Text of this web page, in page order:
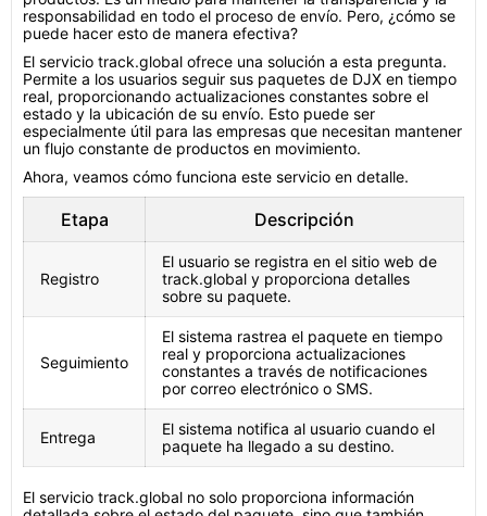
responsabilidad en todo el proceso de envío. Pero, ¿cómo se
puede hacer esto de manera efectiva?
El servicio track.global ofrece una solución a esta pregunta.
Permite a los usuarios seguir sus paquetes de DJX en tiempo
real, proporcionando actualizaciones constantes sobre el
estado y la ubicación de su envío. Esto puede ser
especialmente útil para las empresas que necesitan mantener
un flujo constante de productos en movimiento.
Ahora, veamos cómo funciona este servicio en detalle.
Etapa Descripción
Registro
El usuario se registra en el sitio web de
track.global y proporciona detalles
sobre su paquete.
Seguimiento
El sistema rastrea el paquete en tiempo
real y proporciona actualizaciones
constantes a través de notificaciones
por correo electrónico o SMS.
Entrega
El sistema notifica al usuario cuando el
paquete ha llegado a su destino.
El servicio track.global no solo proporciona información